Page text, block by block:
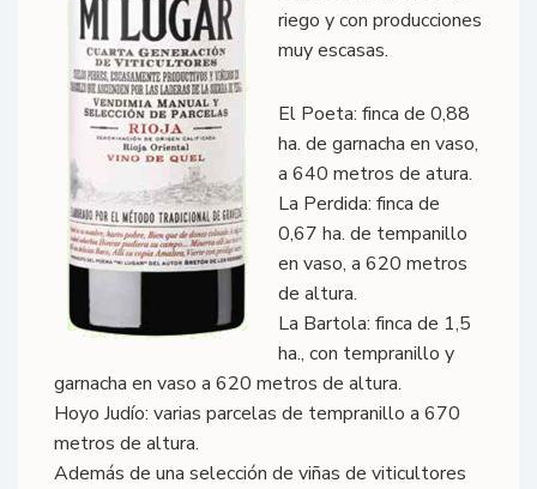
riego y con producciones
muy escasas.
El Poeta: finca de 0,88
ha. de garnacha en vaso,
a 640 metros de atura.
La Perdida: finca de
0,67 ha. de tempanillo
en vaso, a 620 metros
de altura.
La Bartola: finca de 1,5
ha., con tempranillo y
garnacha en vaso a 620 metros de altura.
Hoyo Judío: varias parcelas de tempranillo a 670
metros de altura.
Además de una selección de viñas de viticultores